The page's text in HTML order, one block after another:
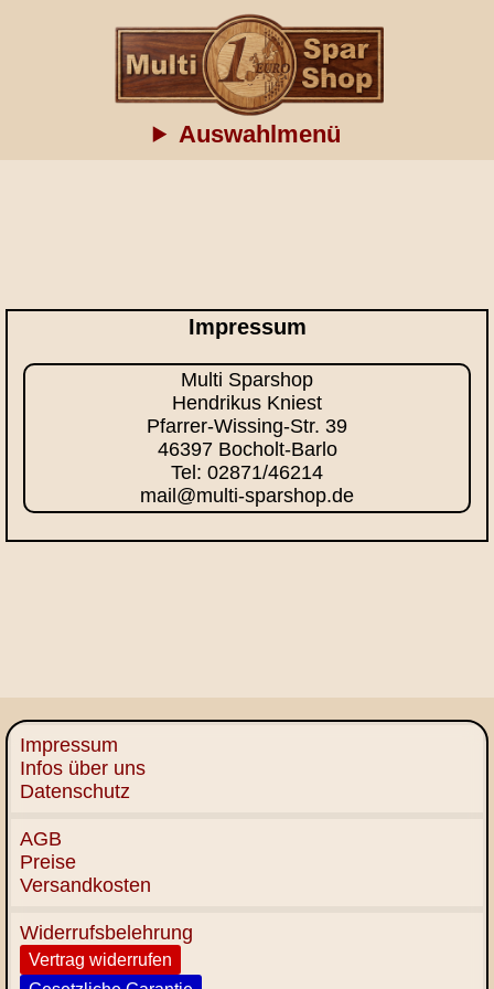
Auswahlmenü
Impressum
Multi Sparshop
Hendrikus Kniest
Pfarrer-Wissing-Str. 39
46397 Bocholt-Barlo
Tel: 02871/46214
mail@multi-sparshop.de
Impressum
Infos über uns
Datenschutz
AGB
Preise
Versandkosten
Widerrufsbelehrung
Vertrag widerrufen